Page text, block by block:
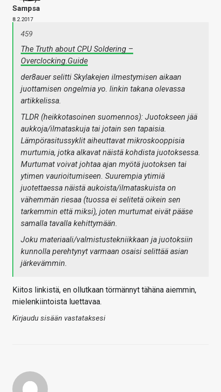
Sampsa
8.2.2017
459
The Truth about CPU Soldering –
Overclocking.Guide
der8auer selitti Skylakejen ilmestymisen aikaan
juottamisen ongelmia yo. linkin takana olevassa
artikkelissa.
TLDR (heikkotasoinen suomennos): Juotokseen jää
aukkoja/ilmataskuja tai jotain sen tapaisia.
Lämpörasitussyklit aiheuttavat mikroskooppisia
murtumia, jotka alkavat näistä kohdista juotoksessa.
Murtumat voivat johtaa ajan myötä juotoksen tai
ytimen vaurioitumiseen. Suurempia ytimiä
juotettaessa näistä aukoista/ilmataskuista on
vähemmän riesaa (tuossa ei selitetä oikein sen
tarkemmin että miksi), joten murtumat eivät pääse
samalla tavalla kehittymään.
Joku materiaali/valmistustekniikkaan ja juotoksiin
kunnolla perehtynyt varmaan osaisi selittää asian
järkevämmin.
Kiitos linkistä, en ollutkaan törmännyt tähäna aiemmin,
mielenkiintoista luettavaa.
Kirjaudu sisään vastataksesi